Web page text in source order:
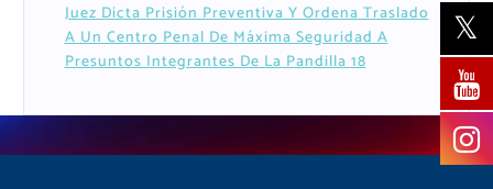
Juez Dicta Prisión Preventiva Y Ordena Traslado
A Un Centro Penal De Máxima Seguridad A
Presuntos Integrantes De La Pandilla 18